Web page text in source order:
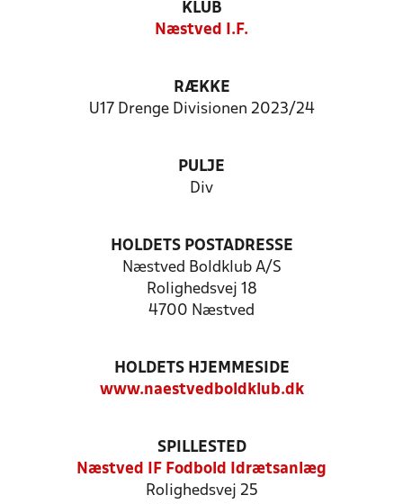
KLUB
Næstved I.F.
RÆKKE
U17 Drenge Divisionen 2023/24
PULJE
Div
HOLDETS POSTADRESSE
Næstved Boldklub A/S
Rolighedsvej 18
4700 Næstved
HOLDETS HJEMMESIDE
www.naestvedboldklub.dk
SPILLESTED
Næstved IF Fodbold Idrætsanlæg
Rolighedsvej 25